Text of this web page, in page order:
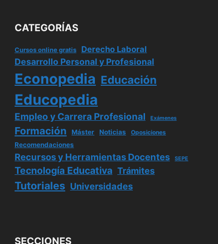
CATEGORÍAS
Cursos online gratis Derecho Laboral
Desarrollo Personal y Profesional
Econopedia Educación
Educopedia
Empleo y Carrera Profesional Exámenes
Formación Máster Noticias Oposiciones
Recomendaciones
Recursos y Herramientas Docentes SEPE
Tecnología Educativa Trámites
Tutoriales Universidades
SECCIONES